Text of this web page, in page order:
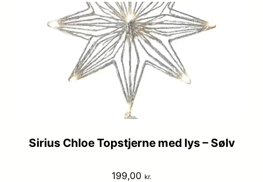
Sirius Chloe Topstjerne med lys – Sølv
199,00 kr.